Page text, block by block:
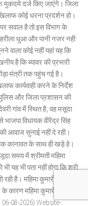
मुकदमे दर्ज किए जाएंगे। जिला
कोई धरना प्रदर्शन हो।
सवाल है तो इस विभाग के
धुआ और पानी नजर नही
वाला कोई नहीं यहां यह कि
है कि ब्यावर की प्रभारी
मंत्री तक पहुंच गई है।
कार्यवाही करने के निर्देश
पुलिस और जिला प्रशासन की
गांव में स्थित है, वह मसूदा
विधायक वीरेंद्र सिंह
आवाज सुनाई नहीं दे रही।
कानावत के साथ ही खड़े हे।
समय में श्रीमती महिमा
यह भी पता नहीं होगा कि श्री
है। महिमा कुमारी मेवाड़
महिमा कुमारी के बांगड़
08-2026) Website-